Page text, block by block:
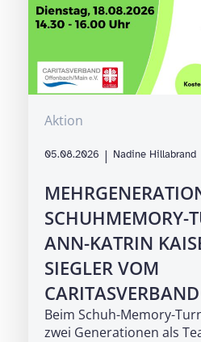
Aktion
05.08.2026 | Nadine Hillabrand
SCHUHMEMORY-
ANN-KATRIN
SIEGLER VOM
Beim Schuh-Memory-
zwei Generationen als